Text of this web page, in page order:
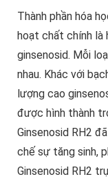
Thành phần hóa
hoạt chất chính là
ginsenosid. Mỗi
nhau. Khác với
lượng cao
được hình thành
Ginsenosid RH2
chế sự tăng sinh,
Ginsenosid RH2